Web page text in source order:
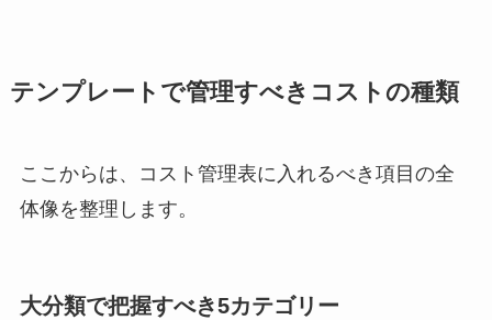
テンプレートで管理すべきコストの種類
ここからは、コスト管理表に入れるべき項目の全
体像を整理します。
大分類で把握すべき5カテゴリー